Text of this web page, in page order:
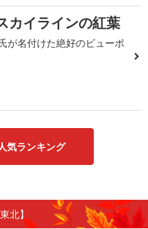
カイラインの紅葉
が名付けた絶好のビューポ
気ランキング
北】